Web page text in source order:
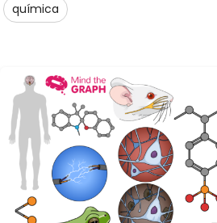
química